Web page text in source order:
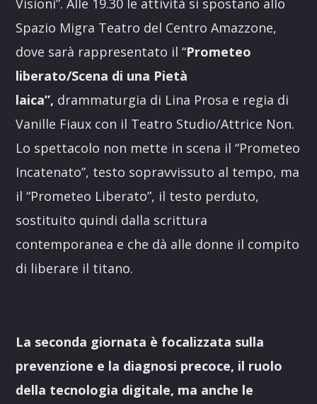
Visioni”. Alle 19.30 le attività si spostano allo
Spazio Migra Teatro del Centro Amazzone,
dove sarà rappresentato il “Prometeo
liberato/Scena di una Pietà
laica”, drammaturgia di Lina Prosa e regia di
Vanille Fiaux con il Teatro Studio/Attrice Non.
Lo spettacolo non mette in scena il “Prometeo
Incatenato”, testo sopravvissuto al tempo, ma
il “Prometeo Liberato”, il testo perduto,
sostituito quindi dalla scrittura
contemporanea e che dà alle donne il compito
di liberare il titano.
La seconda giornata è focalizzata sulla
prevenzione e la diagnosi precoce, il ruolo
della tecnologia digitale, ma anche le